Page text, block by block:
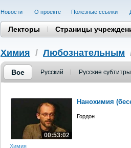
Новости О проекте Полезные cсылки
Лекторы Страницы
Химия / Любознательным
Все Русский Русские субтитры
00:53:02
Химия
Нанохимия
Гордон